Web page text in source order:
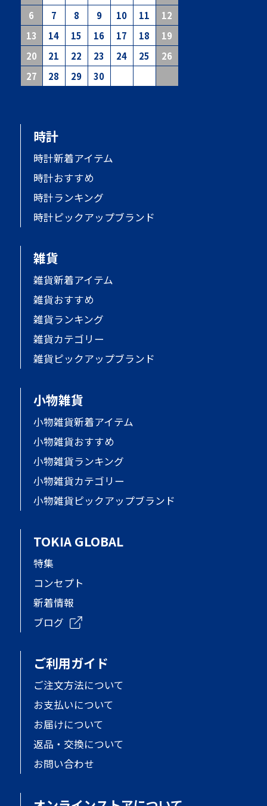
6
7 8 9 10 11
12
13
14 15 16 17 18
19
20
21 22 23 24 25
26
27
28 29 30
時計
時計新着アイテム
時計おすすめ
時計ランキング
時計ピックアップブランド
雑貨
雑貨新着アイテム
雑貨おすすめ
雑貨ランキング
雑貨カテゴリー
雑貨ピックアップブランド
小物雑貨
小物雑貨新着アイテム
小物雑貨おすすめ
小物雑貨ランキング
小物雑貨カテゴリー
小物雑貨ピックアップブランド
TOKIA GLOBAL
特集
コンセプト
新着情報
ブログ
ご利用ガイド
ご注文方法について
お支払いについて
お届けについて
返品・交換について
お問い合わせ